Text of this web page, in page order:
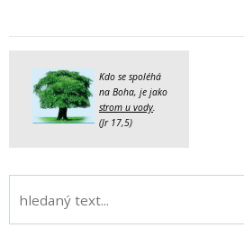
Kdo se spoléhá
na Boha, je jako
strom u vody.
(Jr 17,5)